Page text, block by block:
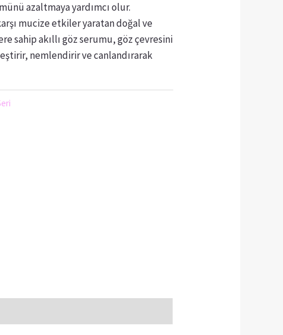
azaltmaya yardımcı olur.
mucize etkiler yaratan doğal ve
sahip akıllı göz serumu, göz çevresini
nemlendirir ve canlandırarak